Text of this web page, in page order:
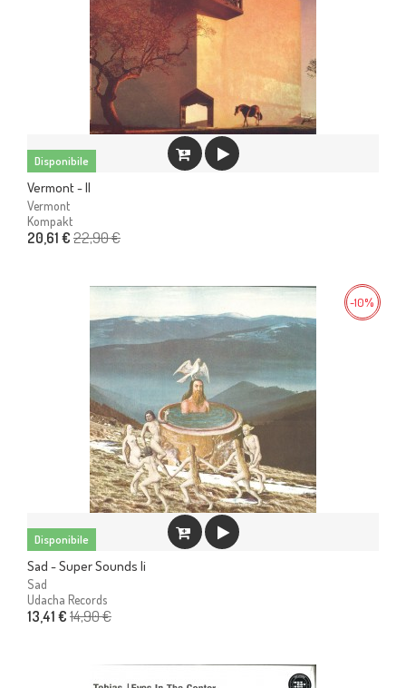
Disponibile
Vermont - II
Vermont
Kompakt
20,61 € 22,90 €
Disponibile
Sad - Super Sounds Ii
Sad
Udacha Records
13,41 € 14,90 €
-10%